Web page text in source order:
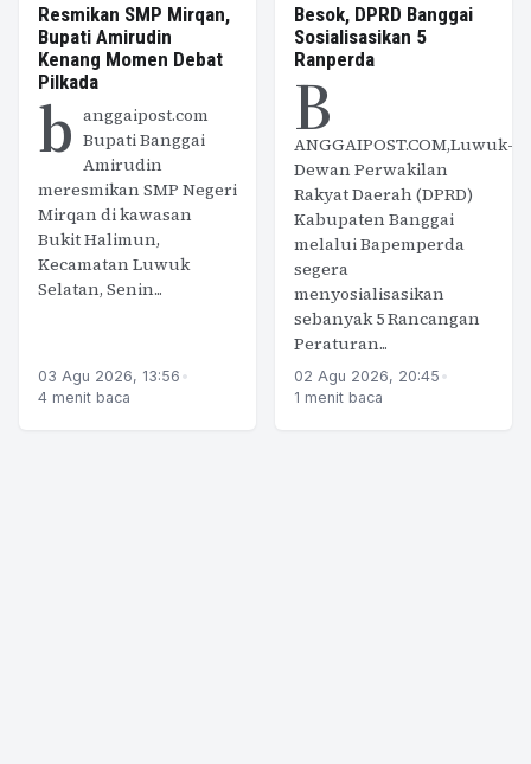
Resmikan SMP Mirqan,
Bupati Amirudin
Kenang Momen Debat
Pilkada
b anggaipost.com
Bupati Banggai
Amirudin
meresmikan SMP Negeri
Mirqan di kawasan
Bukit Halimun,
Kecamatan Luwuk
Selatan, Senin...
03 Agu 2026, 13:56 •
4 menit baca
Besok, DPRD Banggai
Sosialisasikan 5
Ranperda
B
ANGGAIPOST.COM,Luwuk-
Dewan Perwakilan
Rakyat Daerah (DPRD)
Kabupaten Banggai
melalui Bapemperda
segera
menyosialisasikan
sebanyak 5 Rancangan
Peraturan...
02 Agu 2026, 20:45 •
1 menit baca